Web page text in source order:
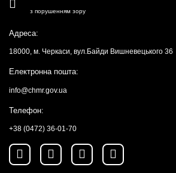
з порушенням зору
Адреса:
18000, м. Черкаси, вул.Байди Вишневецького 36
Електронна пошта:
info@chmr.gov.ua
Телефон:
+38 (0472) 36-01-70